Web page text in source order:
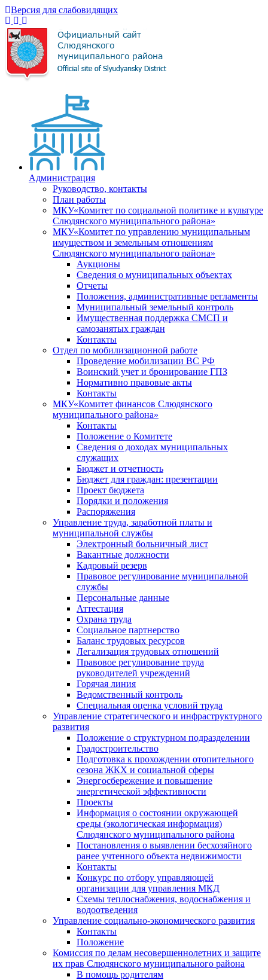
Версия для слабовидящих
Администрация
Руководство, контакты
План работы
МКУ«Комитет по социальной политике и культуре
Слюдянского муниципального района»
МКУ«Комитет по управлению муниципальным
имуществом и земельным отношениям
Слюдянского муниципального района»
Аукционы
Сведения о муниципальных объектах
Отчеты
Положения, административные регламенты
Муниципальный земельный контроль
Имущественная поддержка СМСП и
самозанятых граждан
Контакты
Отдел по мобилизационной работе
Проведение мобилизации ВС РФ
Воинский учет и бронирование ГПЗ
Нормативно правовые акты
Контакты
МКУ«Комитет финансов Слюдянского
муниципального района»
Контакты
Положение о Комитете
Сведения о доходах муниципальных
служащих
Бюджет и отчетность
Бюджет для граждан: презентации
Проект бюджета
Порядки и положения
Распоряжения
Управление труда, заработной платы и
муниципальной службы
Электронный больничный лист
Вакантные должности
Кадровый резерв
Правовое регулирование муниципальной
службы
Персональные данные
Аттестация
Охрана труда
Социальное партнерство
Баланс трудовых ресурсов
Легализация трудовых отношений
Правовое регулирование труда
руководителей учреждений
Горячая линия
Ведомственный контроль
Специальная оценка условий труда
Управление стратегического и инфраструктурного
развития
Положение о структурном подразделении
Градостроительство
Подготовка к прохождении отопительного
сезона ЖКХ и социальной сферы
Энергосбережение и повышение
энергетической эффективности
Проекты
Информация о состоянии окружающей
среды (экологическая информация)
Слюдянского муниципального района
Постановления о выявлении бесхозяйного
ранее учтенного объекта недвижимости
Контакты
Конкурс по отбору управляющей
организации для управления МКД
Схемы теплоснабжения, водоснабжения и
водоотведения
Управление социально-экономического развития
Контакты
Положение
Комиссия по делам несовершеннолетних и защите
их прав Слюдянского муниципального района
В помощь родителям